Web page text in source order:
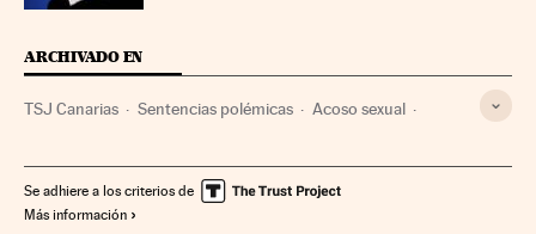
ARCHIVADO EN
TSJ Canarias Sentencias polémicas Acoso sexual
Hostelería Sentencias Poder judicial
Se adhiere a los criterios de
Más información